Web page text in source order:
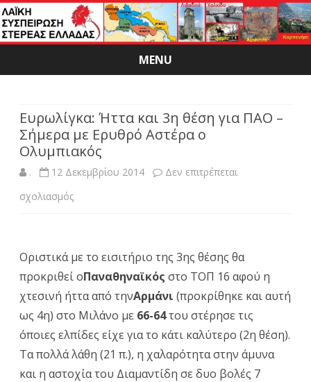
MENU
Skip
Ευρωλίγκα: Ήττα και 3η θέση για ΠΑΟ –
Σήμερα με Ερυθρό Αστέρα ο
Ολυμπιακός
. 12 Δεκεμβρίου 2014
Δεν επιτρέπεται
σχολιασμόςστο
3η
θέση
για
Οριστικά με το εισιτήριο της 3ης θέσης θα
προκριθεί οΠαναθηναϊκός στο ΤΟΠ 16 αφού η
χτεσινή ήττα από τηνΑρμάνι (προκρίθηκε και αυτή
ως 4η) στο Μιλάνο με 66-64του στέρησε τις
όποιες ελπίδες είχε για το κάτι καλύτερο (2η θέση).
Τα πολλά λάθη (21 π.), η χαλαρότητα στην άμυνα
και η αστοχία του Διαμαντίδη σε δυο βολές 7